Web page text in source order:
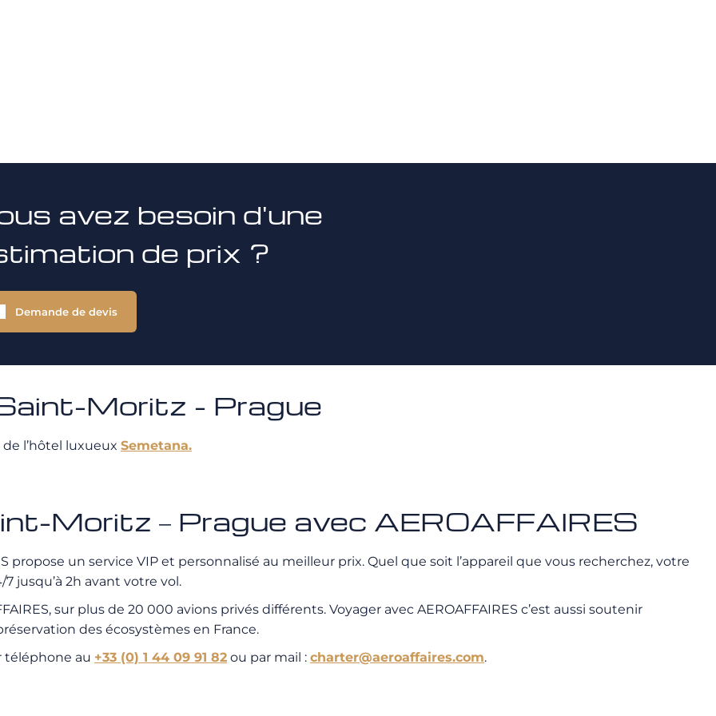
avez besoin d'une
de prix ?
Demande de devis
Moritz - Prague
l’hôtel luxueux Semetana.
Moritz – Prague avec AEROAFFAIRES
propose un service VIP et personnalisé au meilleur prix. Quel que soit l’appareil que vous recherchez, votre
jusqu’à 2h avant votre vol.
sur plus de 20 000 avions privés différents. Voyager avec AEROAFFAIRES c’est aussi soutenir
des écosystèmes en France.
téléphone au +33 (0) 1 44 09 91 82 ou par mail : charter@aeroaffaires.com.